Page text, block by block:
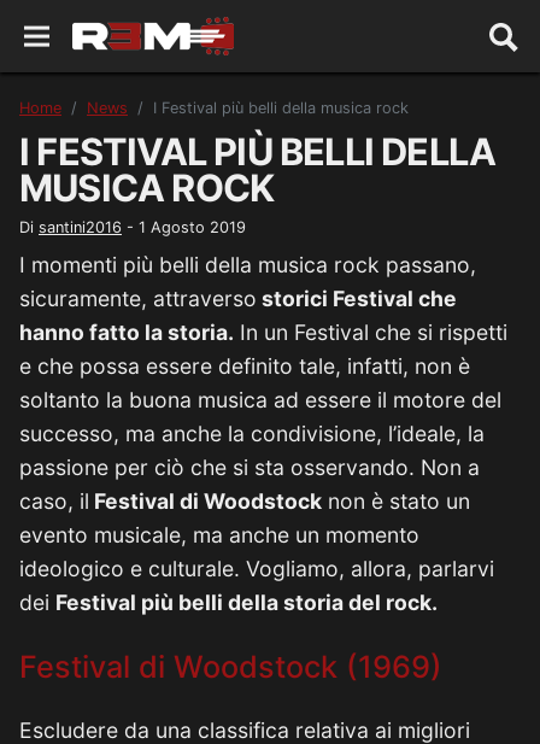
Home News I Festival più belli della musica rock
I FESTIVAL PIÙ BELLI DELLA
MUSICA ROCK
Di santini2016 - 1 Agosto 2019
I momenti più belli della musica rock passano,
sicuramente, attraverso storici Festival che
hanno fatto la storia. In un Festival che si rispetti
e che possa essere definito tale, infatti, non è
soltanto la buona musica ad essere il motore del
successo, ma anche la condivisione, l’ideale, la
passione per ciò che si sta osservando. Non a
caso, il Festival di Woodstock non è stato un
evento musicale, ma anche un momento
ideologico e culturale. Vogliamo, allora, parlarvi
dei Festival più belli della storia del rock.
Festival di Woodstock (1969)
Escludere da una classifica relativa ai migliori